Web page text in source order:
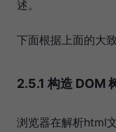
述。
下面根据上面的大
2.5.1 构造 DOM
浏览器在解析html